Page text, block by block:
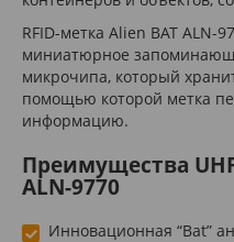
RFID-метка Alien BAT ALN-
миниатюрное
микрочипа, который
помощью которой метка
информацию.
Преимущества
ALN-9770
Инновационная “Bat”